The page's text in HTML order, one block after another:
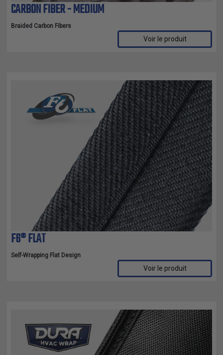
CARBON FIBER - MEDIUM
Braided Carbon Fibers
Voir le produit
F6® FLAT
Self-Wrapping Flat Design
Voir le produit